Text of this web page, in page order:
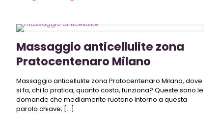
Massaggio anticellulite zona
Pratocentenaro Milano
Massaggio anticellulite zona Pratocentenaro Milano, dove
si fa, chi lo pratica, quanto costa, funziona? Queste sono le
domande che mediamente ruotano intorno a questa
parola chiave; […]